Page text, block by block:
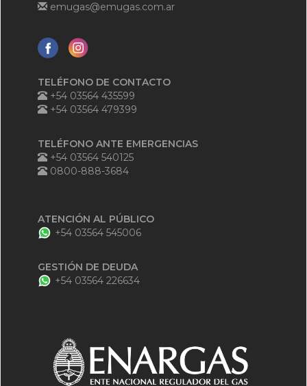
emugas@emugas.com.ar
TELÉFONO DE CONTACTO
+54 03564 435599
+54 03564 479399
TELÉFONO ANTE EMERGENCIAS
+54 03564 540125
0800-888-3684
ATENCIÓN AL PÚBLICO
+54 03564 545006
GESTIÓN DE DEUDA
+54 03564 226634